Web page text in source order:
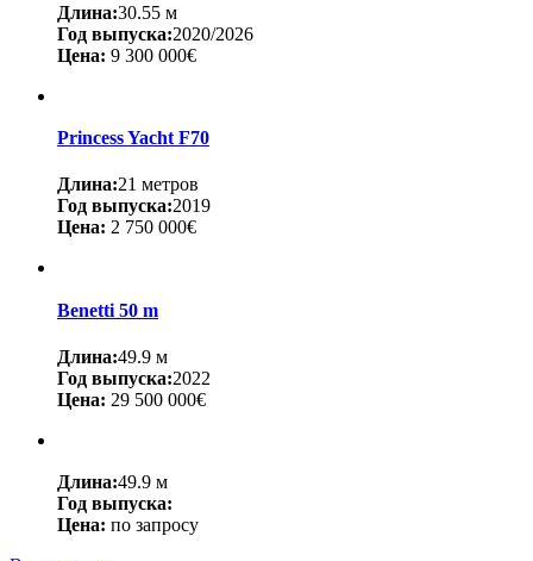
Длина:30.55 м
Год выпуска:2020/2026
Цена: 9 300 000€
Princess Yacht F70
Длина:21 метров
Год выпуска:2019
Цена: 2 750 000€
Benetti 50 m
Длина:49.9 м
Год выпуска:2022
Цена: 29 500 000€
Длина:49.9 м
Год выпуска:
Цена: по запросу